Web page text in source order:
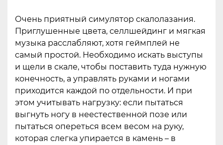
Очень приятный симулятор скалолазания.
Приглушенные цвета, селлшейдинг и мягкая
музыка расслабляют, хотя геймплей не
самый простой. Необходимо искать выступы
и щели в скале, чтобы поставить туда нужную
конечность, а управлять руками и ногами
приходится каждой по отдельности. И при
этом учитывать нагрузку: если пытаться
выгнуть ногу в неестественной позе или
пытаться опереться всем весом на руку,
которая слегка упирается в камень – в